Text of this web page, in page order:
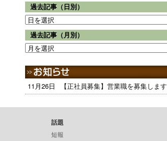
過去記事（日別）
過去記事（月別）
11月26日 【正社員募集】営業職を募集します
話題
短報